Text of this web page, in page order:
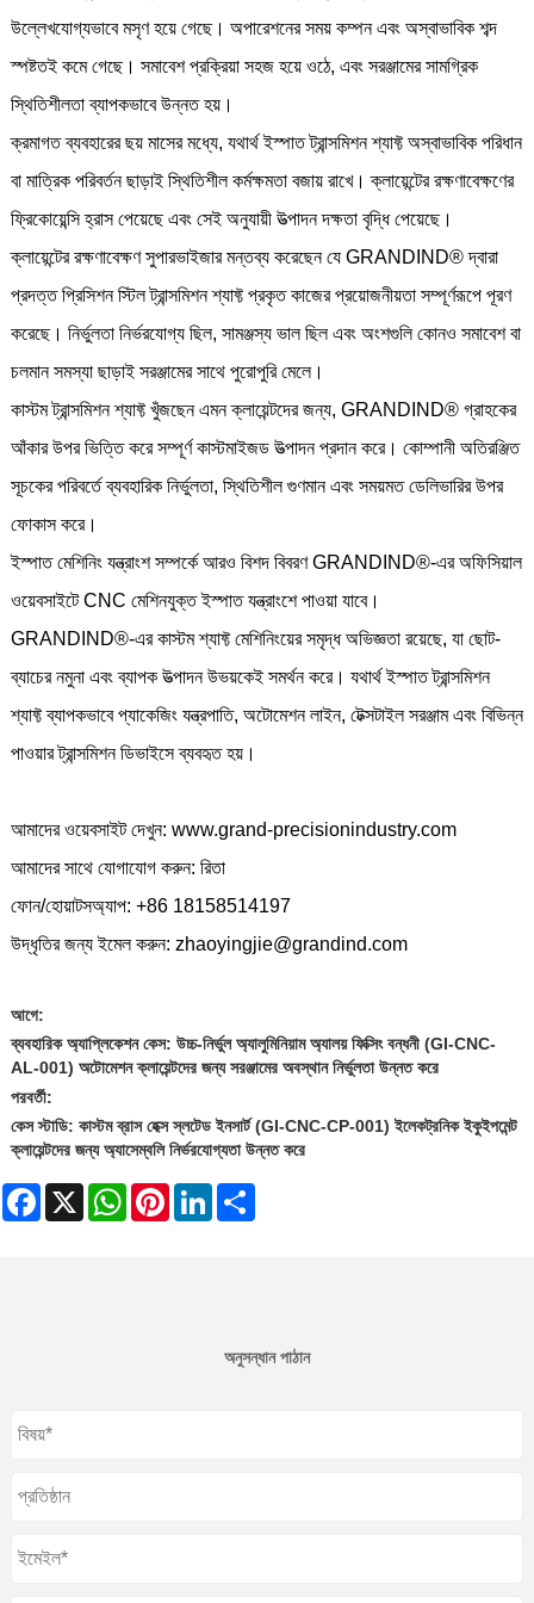
উল্লেখযোগ্যভাবে মসৃণ হয়ে গেছে। অপারেশনের সময় কম্পন এবং অস্বাভাবিক শব্দ
স্পষ্টতই কমে গেছে। সমাবেশ প্রক্রিয়া সহজ হয়ে ওঠে, এবং সরঞ্জামের সামগ্রিক
স্থিতিশীলতা ব্যাপকভাবে উন্নত হয়।
ক্রমাগত ব্যবহারের ছয় মাসের মধ্যে, যথার্থ ইস্পাত ট্রান্সমিশন শ্যাফ্ট অস্বাভাবিক পরিধান
বা মাত্রিক পরিবর্তন ছাড়াই স্থিতিশীল কর্মক্ষমতা বজায় রাখে। ক্লায়েন্টের রক্ষণাবেক্ষণের
ফ্রিকোয়েন্সি হ্রাস পেয়েছে এবং সেই অনুযায়ী উত্পাদন দক্ষতা বৃদ্ধি পেয়েছে।
ক্লায়েন্টের রক্ষণাবেক্ষণ সুপারভাইজার মন্তব্য করেছেন যে GRANDIND® দ্বারা
প্রদত্ত প্রিসিশন স্টিল ট্রান্সমিশন শ্যাফ্ট প্রকৃত কাজের প্রয়োজনীয়তা সম্পূর্ণরূপে পূরণ
করেছে। নির্ভুলতা নির্ভরযোগ্য ছিল, সামঞ্জস্য ভাল ছিল এবং অংশগুলি কোনও সমাবেশ বা
চলমান সমস্যা ছাড়াই সরঞ্জামের সাথে পুরোপুরি মেলে।
কাস্টম ট্রান্সমিশন শ্যাফ্ট খুঁজছেন এমন ক্লায়েন্টদের জন্য, GRANDIND® গ্রাহকের
আঁকার উপর ভিত্তি করে সম্পূর্ণ কাস্টমাইজড উত্পাদন প্রদান করে। কোম্পানী অতিরঞ্জিত
সূচকের পরিবর্তে ব্যবহারিক নির্ভুলতা, স্থিতিশীল গুণমান এবং সময়মত ডেলিভারির উপর
ফোকাস করে।
ইস্পাত মেশিনিং যন্ত্রাংশ সম্পর্কে আরও বিশদ বিবরণ GRANDIND®-এর অফিসিয়াল
ওয়েবসাইটে CNC মেশিনযুক্ত ইস্পাত যন্ত্রাংশে পাওয়া যাবে।
GRANDIND®-এর কাস্টম শ্যাফ্ট মেশিনিংয়ের সমৃদ্ধ অভিজ্ঞতা রয়েছে, যা ছোট-
ব্যাচের নমুনা এবং ব্যাপক উত্পাদন উভয়কেই সমর্থন করে। যথার্থ ইস্পাত ট্রান্সমিশন
শ্যাফ্ট ব্যাপকভাবে প্যাকেজিং যন্ত্রপাতি, অটোমেশন লাইন, টেক্সটাইল সরঞ্জাম এবং বিভিন্ন
পাওয়ার ট্রান্সমিশন ডিভাইসে ব্যবহৃত হয়।
আমাদের ওয়েবসাইট দেখুন: www.grand-precisionindustry.com
আমাদের সাথে যোগাযোগ করুন: রিতা
ফোন/হোয়াটসঅ্যাপ: +86 18158514197
উদ্ধৃতির জন্য ইমেল করুন: zhaoyingjie@grandind.com
আগে:
ব্যবহারিক অ্যাপ্লিকেশন কেস: উচ্চ-নির্ভুল অ্যালুমিনিয়াম অ্যালয় ফিক্সিং বন্ধনী (GI-CNC-
AL-001) অটোমেশন ক্লায়েন্টদের জন্য সরঞ্জামের অবস্থান নির্ভুলতা উন্নত করে
পরবর্তী:
কেস স্টাডি: কাস্টম ব্রাস হেক্স স্লটেড ইনসার্ট (GI-CNC-CP-001) ইলেকট্রনিক ইকুইপমেন্ট
ক্লায়েন্টদের জন্য অ্যাসেম্বলি নির্ভরযোগ্যতা উন্নত করে
Facebook
X WhatsAppPinterestLinkedIn
অনুসন্ধান পাঠান